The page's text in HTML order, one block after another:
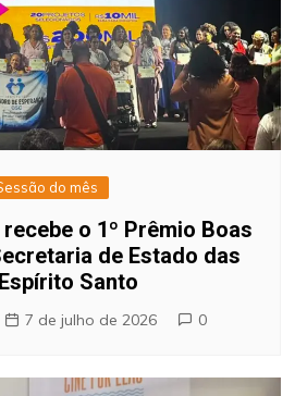
do mês
o 1º Prêmio Boas
de Estado das
Santo
7 de julho de 2026 0